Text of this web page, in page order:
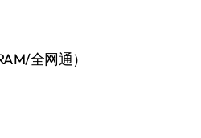
全网通）